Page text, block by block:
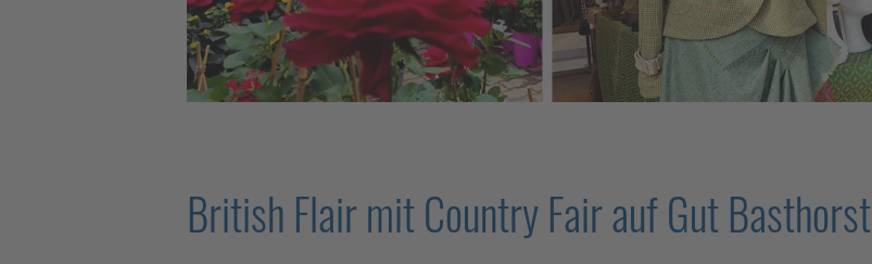
British Flair mit Country Fair auf Gut Basthorst